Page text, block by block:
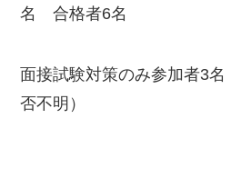
名 合格者6名
面接試験対策のみ参加者3
否不明）